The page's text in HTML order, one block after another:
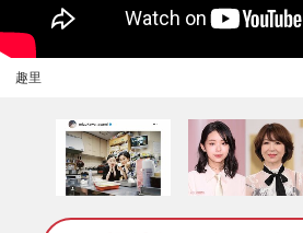
趣里